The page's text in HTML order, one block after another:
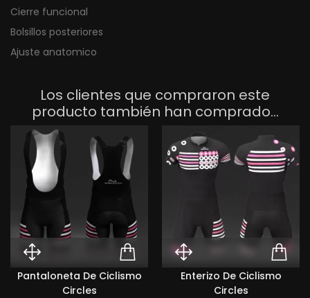
Cierre funcional
Bolsillos posteriores
Ajuste anatomico
Los clientes que compraron este
producto también han comprado...
Quick View Pantaloneta de
ADD TO CART
Pantaloneta De Ciclismo
Circles
Quick View
Enterizo De Ciclismo
Circles